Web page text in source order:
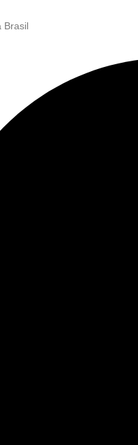
Brasil